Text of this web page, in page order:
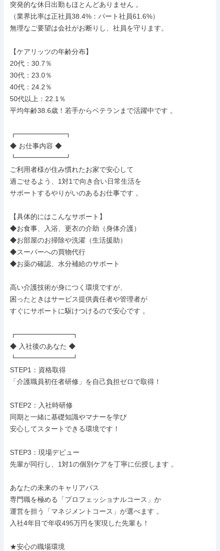
突発的な休日出勤もほとんどありません 。
（業界比率は正社員38.4%：パート社員61.6%）
無理なご要望は会社がお断りし、社員を守ります。
【ケアリッツの年齢分布】
20代：30.7％
30代：23.0％
40代：24.2％
50代以上：22.1％
平均年齢38.6歳！若手からベテランまで活躍中です 。
┏━━━━━━━┓
◆ お仕事内容 ◆
┗━━━━━━━┛
ご利用者様が住み慣れたお家で安心して
過ごせるよう、1対1で向き合い日常生活を
サポートするやりがいのあるお仕事です 。
【具体的にはこんなサポート】
◆お食事、入浴、更衣の介助（身体介護）
◆お部屋のお掃除や洗濯（生活援助）
◆スーパーへの買物代行
◆お薬の確認、水分補給のサポート
高い介護技術が身につく環境ですが、
困ったときはサービス提供責任者や管理者が
すぐにサポートに駆けつけるので安心です 。
┏━━━━━━━━┓
◆ 入社後のあなた ◆
┗━━━━━━━━┛
STEP1：資格取得
「介護職員初任者研修」を自己負担ゼロで取得！
STEP2：入社時研修
同期と一緒に基礎知識やマナーを学び
安心してスタートできる環境です！
STEP3：現場デビュー
先輩が同行し、1対1の個別ケアを丁寧に伝授します 。
あなたの未来のキャリアパス
専門職を極める「プロフェッショナルコース」か
運営を担う「マネジメントコース」が選べます 。
入社4年目で年収495万円を実現した先輩も！
★安心の職場環境